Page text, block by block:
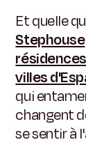
Et quelle
Stephouse
villes
qui
changent
se sentir à